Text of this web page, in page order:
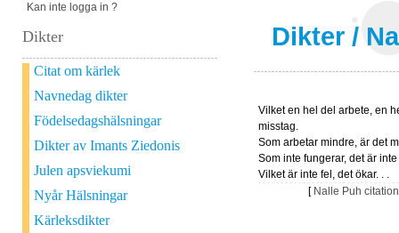
Kan inte logga in ?
Dikter
Citat om kärlek
Navnedag dikter
Födelsedagshälsningar
Dikter av Imants Ziedonis
Julen apsviekumi
Nyår Hälsningar
Kärleksdikter
Dikter /
Vilket en hel del arbete, en
misstag.
Som arbetar mindre, är det
Som inte fungerar, det är inte
Vilket är inte fel, det ökar. . .
[ Nalle Puh